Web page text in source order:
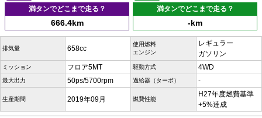
満タンでどこまで走る？
666.4km
満タンでどこまで走る？
-km
排気量 658cc
使用燃料
エンジン
レギュラー
ガソリン
ミッション フロア5MT 駆動方式 4WD
最大出力 50ps/5700rpm 過給器（ターボ） -
生産期間 2019年09月 燃費性能
H27年度燃費基準
+5%達成